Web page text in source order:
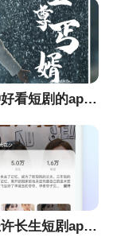
在多项选择时
乐或 GoPro
观看各种好看短剧的app合集
极品医圣许长生短剧app合集